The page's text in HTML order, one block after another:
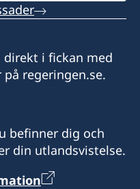
i fickan med
på regeringen.se.
befinner dig och
din utlandsvistelse.